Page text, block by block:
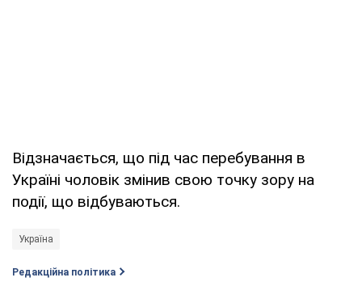
Відзначається, що під час перебування в
Україні чоловік змінив свою точку зору на
події, що відбуваються.
Україна
Редакційна політика